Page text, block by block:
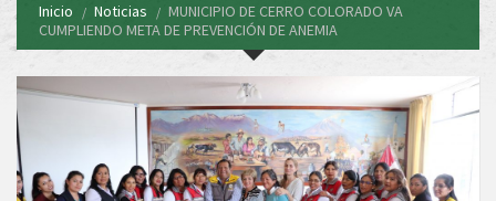
Inicio Noticias
MUNICIPIO DE CERRO COLORADO VA
CUMPLIENDO META DE PREVENCIÓN DE ANEMIA